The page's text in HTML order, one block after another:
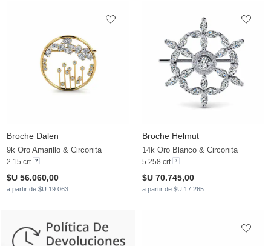
Broche Dalen
9k Oro Amarillo & Circonita
2.15 crt
$U 56.060,00
a partir de $U 19.063
Broche Helmut
14k Oro Blanco & Circonita
5.258 crt
$U 70.745,00
a partir de $U 17.265